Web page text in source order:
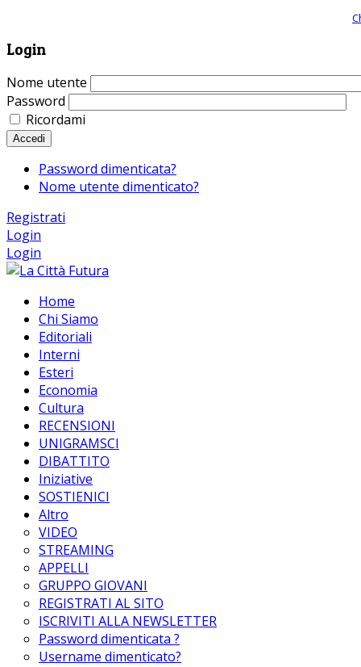
Login
Nome utente
Password
Ricordami
Accedi
Password dimenticata?
Nome utente dimenticato?
Registrati
Login
Login
Home
Chi Siamo
Editoriali
Interni
Esteri
Economia
Cultura
RECENSIONI
UNIGRAMSCI
DIBATTITO
Iniziative
SOSTIENICI
Altro
VIDEO
STREAMING
APPELLI
GRUPPO GIOVANI
REGISTRATI AL SITO
ISCRIVITI ALLA NEWSLETTER
Password dimenticata ?
Username dimenticato?